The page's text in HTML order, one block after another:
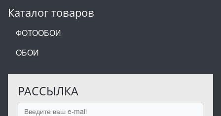
Каталог товаров
ФОТООБОИ
ОБОИ
РАССЫЛКА